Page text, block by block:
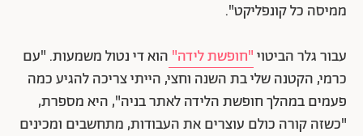
ממיסה כל קונפליקט".
עבור גלר הביטוי"חופשת לידה" הוא די נטול משמעות. "עם
כרמי, הקטנה שלי בת השנה וחצי, הייתי צריכה להגיע כמה
פעמים במהלך חופשת הלידה לאתר בניה", היא מספרת,
"כשזה קורה כולם עוצרים את העבודות, מתחשבים ומכינים